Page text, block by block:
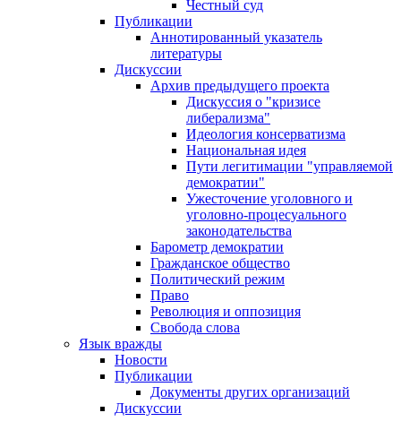
Честный суд
Публикации
Аннотированный указатель
литературы
Дискуссии
Архив предыдущего проекта
Дискуссия о "кризисе
либерализма"
Идеология консерватизма
Национальная идея
Пути легитимации "управляемой
демократии"
Ужесточение уголовного и
уголовно-процесуального
законодательства
Барометр демократии
Гражданское общество
Политический режим
Право
Революция и оппозиция
Свобода слова
Язык вражды
Новости
Публикации
Документы других организаций
Дискуссии